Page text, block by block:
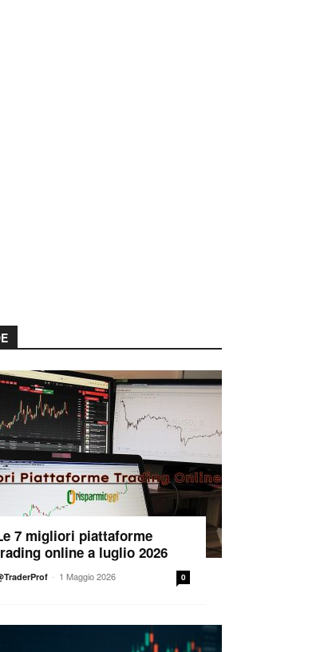
7 migliori piattaforme
online a luglio 2026
- 1 Maggio 2026 0